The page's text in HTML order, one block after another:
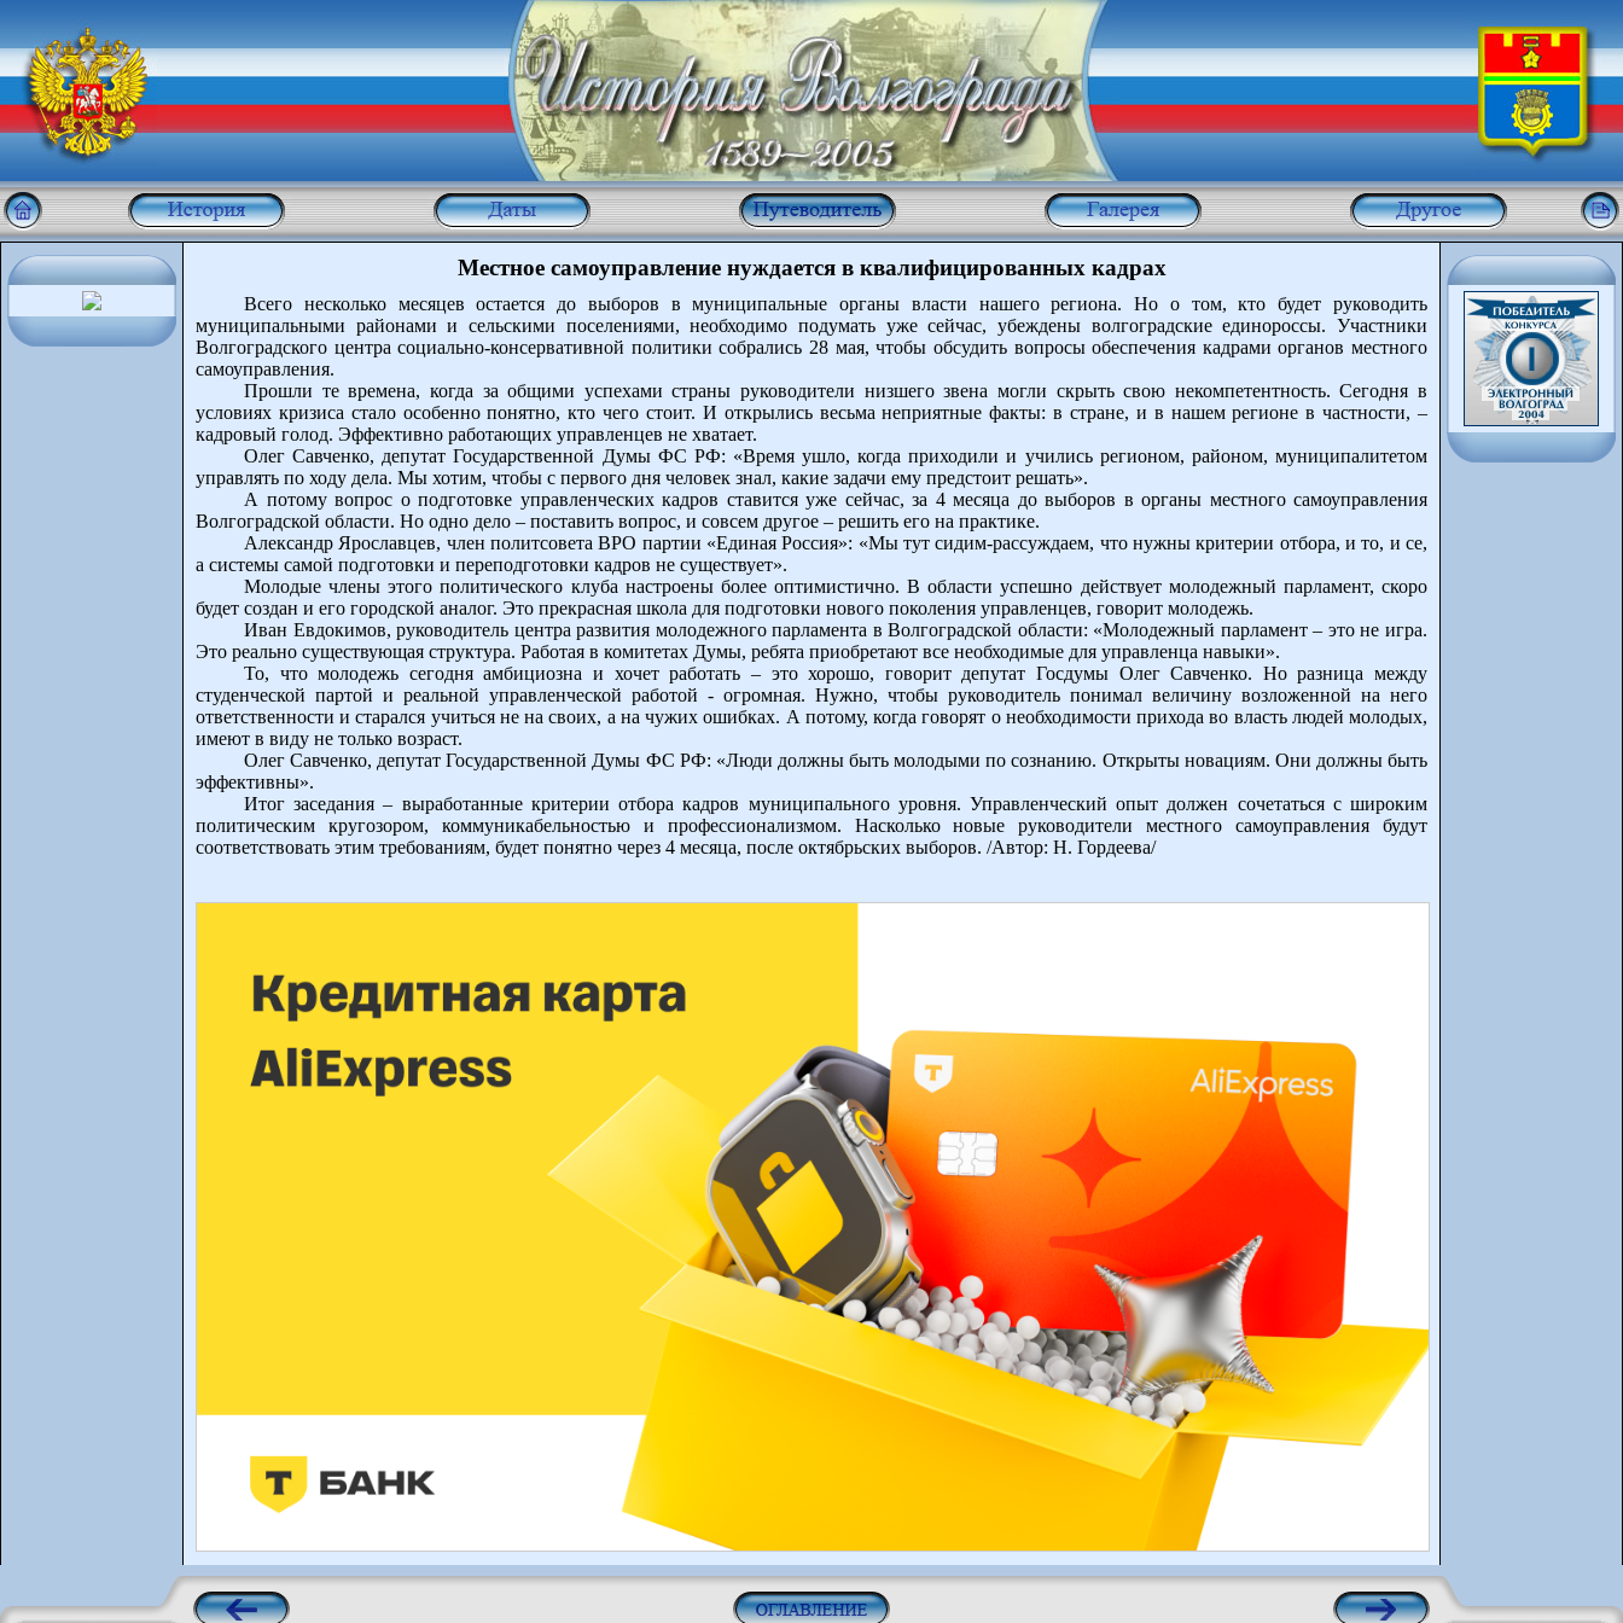
Местное самоуправление нуждается в квалифицированных кадрах
Всего несколько месяцев остается до выборов в муниципальные органы власти нашего региона. Но о том, кто будет руководить
муниципальными районами и сельскими поселениями, необходимо подумать уже сейчас, убеждены волгоградские единороссы. Участники
Волгоградского центра социально-консервативной политики собрались 28 мая, чтобы обсудить вопросы обеспечения кадрами органов местного
самоуправления.
Прошли те времена, когда за общими успехами страны руководители низшего звена могли скрыть свою некомпетентность. Сегодня в
условиях кризиса стало особенно понятно, кто чего стоит. И открылись весьма неприятные факты: в стране, и в нашем регионе в частности, –
кадровый голод. Эффективно работающих управленцев не хватает.
Олег Савченко, депутат Государственной Думы ФС РФ: «Время ушло, когда приходили и учились регионом, районом, муниципалитетом
управлять по ходу дела. Мы хотим, чтобы с первого дня человек знал, какие задачи ему предстоит решать».
А потому вопрос о подготовке управленческих кадров ставится уже сейчас, за 4 месяца до выборов в органы местного самоуправления
Волгоградской области. Но одно дело – поставить вопрос, и совсем другое – решить его на практике.
Александр Ярославцев, член политсовета ВРО партии «Единая Россия»: «Мы тут сидим-рассуждаем, что нужны критерии отбора, и то, и се,
а системы самой подготовки и переподготовки кадров не существует».
Молодые члены этого политического клуба настроены более оптимистично. В области успешно действует молодежный парламент, скоро
будет создан и его городской аналог. Это прекрасная школа для подготовки нового поколения управленцев, говорит молодежь.
Иван Евдокимов, руководитель центра развития молодежного парламента в Волгоградской области: «Молодежный парламент – это не игра.
Это реально существующая структура. Работая в комитетах Думы, ребята приобретают все необходимые для управленца навыки».
То, что молодежь сегодня амбициозна и хочет работать – это хорошо, говорит депутат Госдумы Олег Савченко. Но разница между
студенческой партой и реальной управленческой работой - огромная. Нужно, чтобы руководитель понимал величину возложенной на него
ответственности и старался учиться не на своих, а на чужих ошибках. А потому, когда говорят о необходимости прихода во власть людей молодых,
имеют в виду не только возраст.
Олег Савченко, депутат Государственной Думы ФС РФ: «Люди должны быть молодыми по сознанию. Открыты новациям. Они должны быть
эффективны».
Итог заседания – выработанные критерии отбора кадров муниципального уровня. Управленческий опыт должен сочетаться с широким
политическим кругозором, коммуникабельностью и профессионализмом. Насколько новые руководители местного самоуправления будут
соответствовать этим требованиям, будет понятно через 4 месяца, после октябрьских выборов. /Автор: Н. Гордеева/